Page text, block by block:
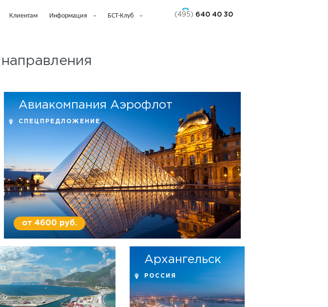
Клиентам Информация БСТ-Клуб (495) 640 40 30
Авиакомпания Аэрофлот
СПЕЦПРЕДЛОЖЕНИЕ
от 4600 руб.
Архангельск
РОССИЯ